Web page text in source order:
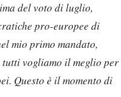
del voto di luglio,
pro-europee di
mio primo mandato,
vogliamo il meglio per
Questo è il momento di